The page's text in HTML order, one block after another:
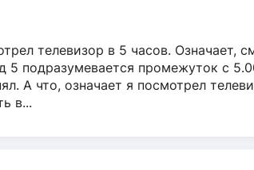
телевизор в 5 часов. Означает,
подразумевается промежуток с
А что, означает я посмотрел
в...